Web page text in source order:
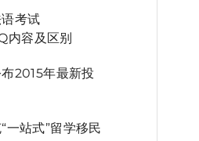
考试
内容及区别
2015年最新投
一站式”留学移民